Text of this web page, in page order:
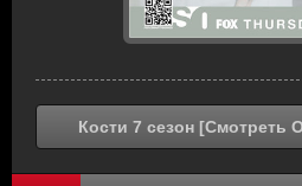
Кости 7 сезон [Смотреть